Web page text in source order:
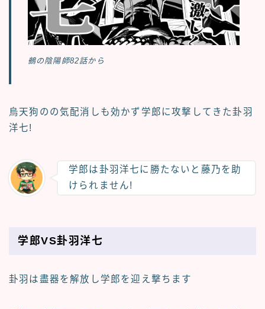
鵺の陰陽師82話から
烏天狗のの気配消しも効かず学郎に攻撃してきた卦羽
洋七!
学郎は卦羽洋七に勝たないと藤乃を助
けられません!
学郎VS卦羽洋七
卦羽は盡器を解放し学郎を迎え撃ちます